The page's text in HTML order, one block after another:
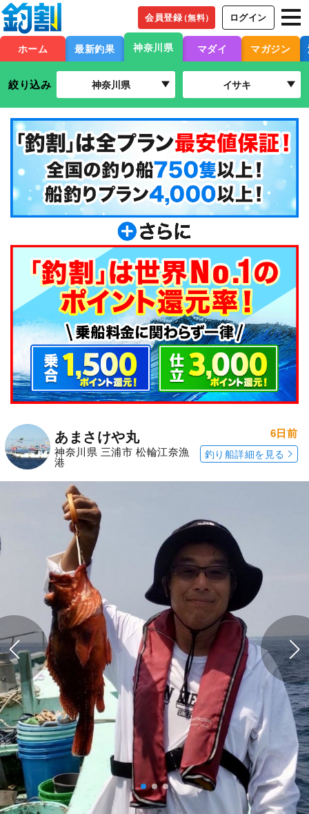
会員登録（無料） ログイン
ホーム 最新釣果 神奈川県 マダイ マガジン
絞り込み 神奈川県 イサキ
あまさけや丸
神奈川県 三浦市 松輪江奈漁
港
6日前
釣り船詳細を見る